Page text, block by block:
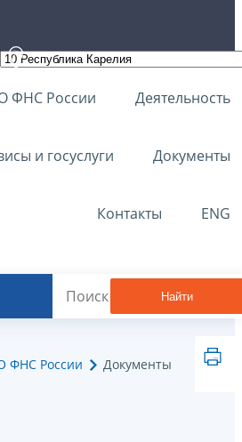
ФНС России Деятельность
и госуслуги Документы
Контакты ENG
Найти
ФНС России Документы